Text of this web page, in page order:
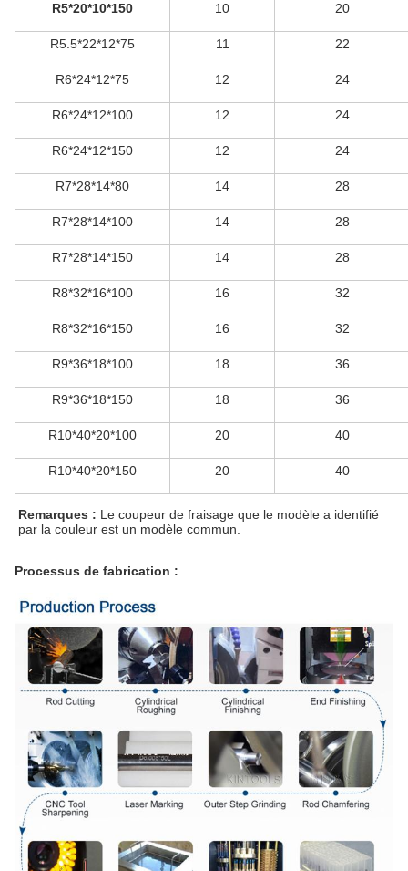
R5*20*10*150 10 20
R5.5*22*12*75 11 22
R6*24*12*75 12 24
R6*24*12*100 12 24
R6*24*12*150 12 24
R7*28*14*80 14 28
R7*28*14*100 14 28
R7*28*14*150 14 28
R8*32*16*100 16 32
R8*32*16*150 16 32
R9*36*18*100 18 36
R9*36*18*150 18 36
R10*40*20*100 20 40
R10*40*20*150 20 40
Remarques : Le coupeur de fraisage que le modèle a identifié
par la couleur est un modèle commun.
Processus de fabrication :